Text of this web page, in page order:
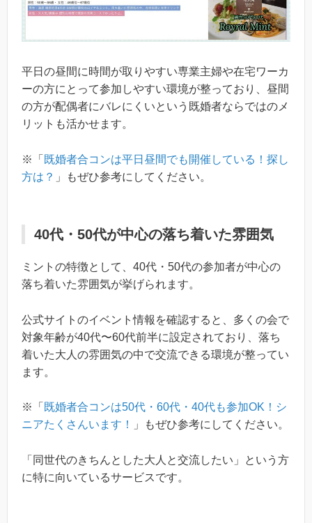
平日の昼間に時間が取りやすい専業主婦や在宅ワーカ
ーの方にとって参加しやすい環境が整っており、昼間
の方が配偶者にバレにくいという既婚者ならではのメ
リットも活かせます。
※「 既婚者合コンは平日昼間でも開催している！探し
方は？ 」もぜひ参考にしてください。
40代・50代が中心の落ち着いた雰囲気
ミントの特徴として、40代・50代の参加者が中心の
落ち着いた雰囲気が挙げられます。
公式サイトのイベント情報を確認すると、多くの会で
対象年齢が40代〜60代前半に設定されており、落ち
着いた大人の雰囲気の中で交流できる環境が整ってい
ます。
※「 既婚者合コンは50代・60代・40代も参加OK！シ
ニアたくさんいます！
」もぜひ参考にしてください。
「同世代のきちんとした大人と交流したい」という方
に特に向いているサービスです。